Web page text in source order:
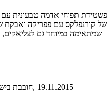
פשטידת תפוחי אדמה טבעונית עם
של קורנפלקס עם פפריקה ואבקת
, חובבת, 19.11.2015